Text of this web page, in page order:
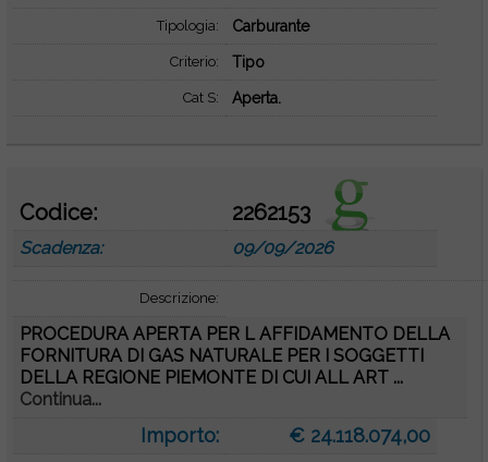
Tipologia: Carburante
Criterio: Tipo
Cat S: Aperta.
Codice: 2262153
Scadenza: 09/09/2026
Descrizione:
PROCEDURA APERTA PER L AFFIDAMENTO DELLA
FORNITURA DI GAS NATURALE PER I SOGGETTI
DELLA REGIONE PIEMONTE DI CUI ALL ART ...
Continua...
Importo: € 24.118.074,00